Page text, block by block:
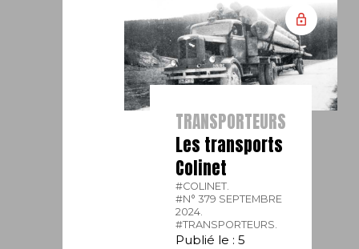
TRANSPORTEURS
Les transports
Colinet
#COLINET.
#N° 379 SEPTEMBRE
2024.
#TRANSPORTEURS.
Publié le : 5